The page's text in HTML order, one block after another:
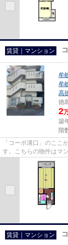
賃貸｜マンション
牟
牟
高
徳
2
築
階
「コーポ溝口」のここ
す。こちらの物件はマ
貸物件情報のことなら
賃貸｜マンション